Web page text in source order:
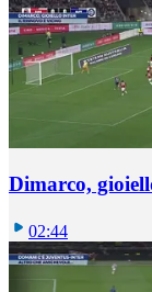
Dimarco,
02:44